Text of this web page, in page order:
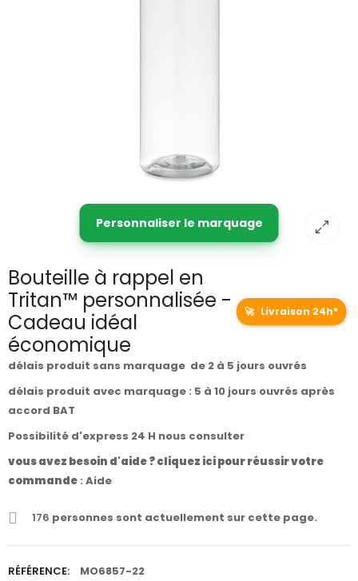
Personnaliser le marquage
Bouteille à rappel en
Tritan™ personnalisée -
Cadeau idéal
économique
🚀 Livraison 24h*
délais produit sans marquage de 2 à 5 jours ouvrés
délais produit avec marquage : 5 à 10 jours ouvrés après
accord BAT
Possibilité d'express 24 H nous consulter
vous avez besoin d'aide ? cliquez ici pour réussir votre
commande : Aide
176 personnes sont actuellement sur cette page.
RÉFÉRENCE:
MO6857-22